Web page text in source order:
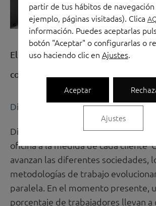
El papel de las sillas de oficina para
comodidad
Diseño oficinas,Sillería de oficina/
Disponemos de una amplia gama de
oficina a la medida de cada cliente
avanzan las diferentes sociedades,
metodologías de trabajo
paralela. En el momento presente,
porcentaje de trabajadores llevan a
generar
comodidad
partir de tus hábitos de
ejemplo, páginas visitadas). Clica
información. Puedes aceptarlas
botón "Aceptar" o configurarlas o
uso haciendo clic en Ajustes.
Aceptar
Ajustes